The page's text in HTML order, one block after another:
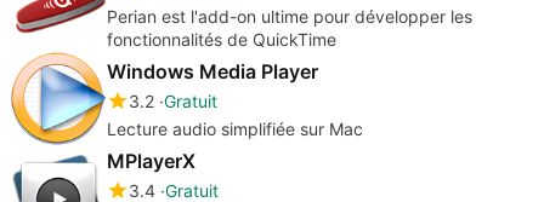
Perian est l'add-on ultime pour développer les
fonctionnalités de QuickTime
Windows Media Player
3.2 Gratuit
Lecture audio simplifiée sur Mac
MPlayerX
3.4 Gratuit